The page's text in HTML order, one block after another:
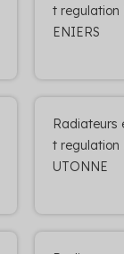
t regulation
ENIERS
Radiateurs
t regulation
UTONNE